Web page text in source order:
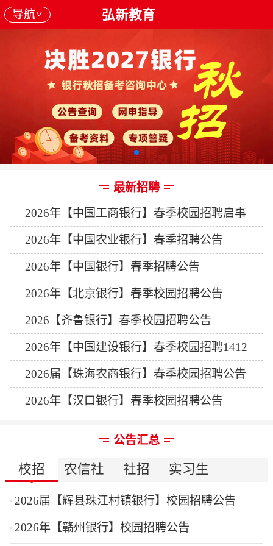
导航 弘新教育
最新招聘
2026年【中国工商银行】春季校园招聘启事
2026年【中国农业银行】春季招聘公告
2026年【中国银行】春季招聘公告
2026年【北京银行】春季校园招聘公告
2026【齐鲁银行】春季校园招聘公告
2026年【中国建设银行】春季校园招聘1412
人公告
2026届【珠海农商银行】春季校园招聘公告
2026年【汉口银行】春季校园招聘公告
公告汇总
校招 农信社 社招 实习生
2026届【辉县珠江村镇银行】校园招聘公告
2026年【赣州银行】校园招聘公告